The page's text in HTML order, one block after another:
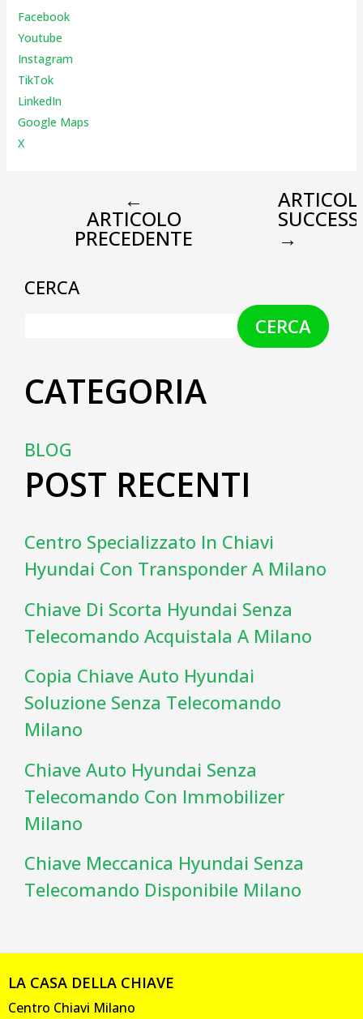
Facebook
Youtube
Instagram
TikTok
LinkedIn
Google Maps
X
←
ARTICOLO
PRECEDENTE →
CERCA
CERCA
CATEGORIA
BLOG
POST RECENTI
Centro Specializzato In Chiavi
Hyundai Con Transponder A Milano
Chiave Di Scorta Hyundai Senza
Telecomando Acquistala A Milano
Copia Chiave Auto Hyundai
Soluzione Senza Telecomando
Milano
Chiave Auto Hyundai Senza
Telecomando Con Immobilizer
Milano
Chiave Meccanica Hyundai Senza
Telecomando Disponibile Milano
LA CASA DELLA CHIAVE
Centro Chiavi Milano